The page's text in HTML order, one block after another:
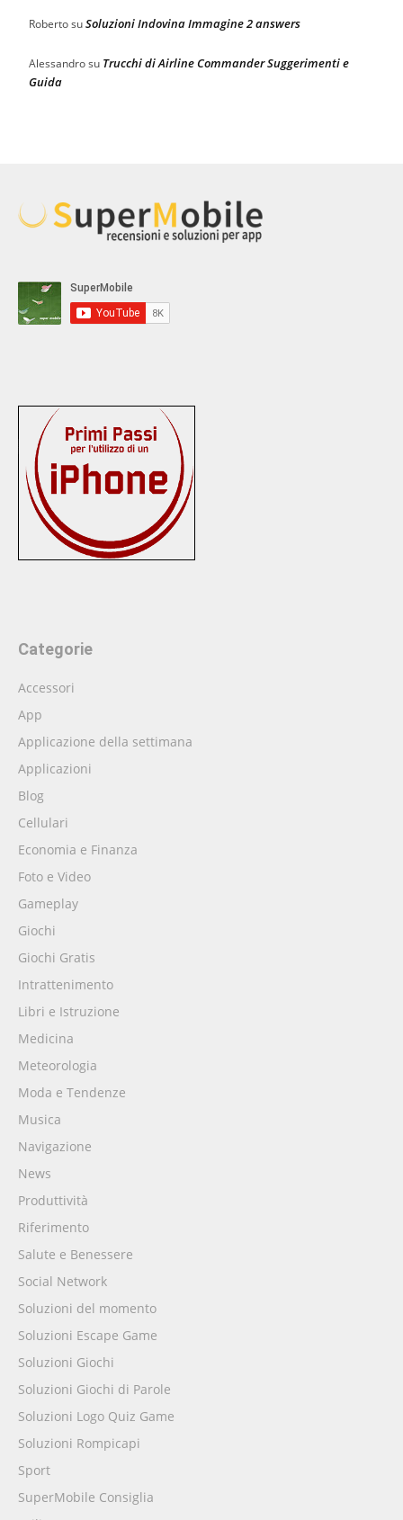
RobertosuSoluzioni Indovina Immagine 2 answers
Alessandrosu Trucchi di Airline Commander Suggerimenti e
Guida
Categorie
Accessori
App
Applicazione della settimana
Applicazioni
Blog
Cellulari
Economia e Finanza
Foto e Video
Gameplay
Giochi
Giochi Gratis
Intrattenimento
Libri e Istruzione
Medicina
Meteorologia
Moda e Tendenze
Musica
Navigazione
News
Produttività
Riferimento
Salute e Benessere
Social Network
Soluzioni del momento
Soluzioni Escape Game
Soluzioni Giochi
Soluzioni Giochi di Parole
Soluzioni Logo Quiz Game
Soluzioni Rompicapi
Sport
SuperMobile Consiglia